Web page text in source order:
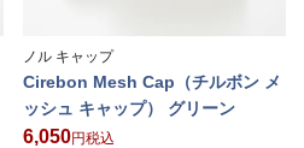
ノル キャップ
Cirebon Mesh Cap（チルボン メ
ッシュ キャップ） グリーン
6,050 税込